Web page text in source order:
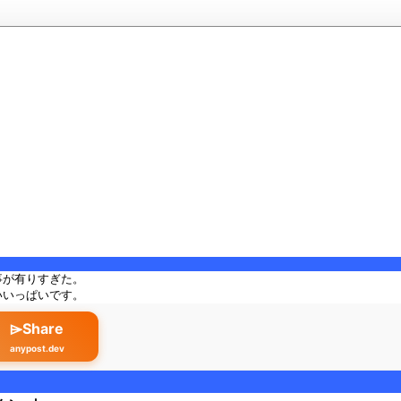
有りすぎた。
っぱいです。
⌲Share
anypost.dev